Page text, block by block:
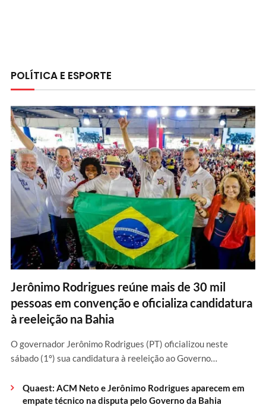
POLÍTICA E ESPORTE
Jerônimo Rodrigues reúne mais de 30 mil
pessoas em convenção e oficializa candidatura
à reeleição na Bahia
O governador Jerônimo Rodrigues (PT) oficializou neste
sábado (1º) sua candidatura à reeleição ao Governo…
Quaest: ACM Neto e Jerônimo Rodrigues aparecem em
empate técnico na disputa pelo Governo da Bahia